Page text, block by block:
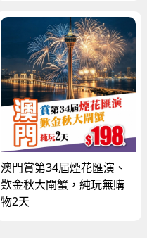
澳門賞第34屆煙花匯演、
歎金秋大閘蟹，純玩無購
物2天